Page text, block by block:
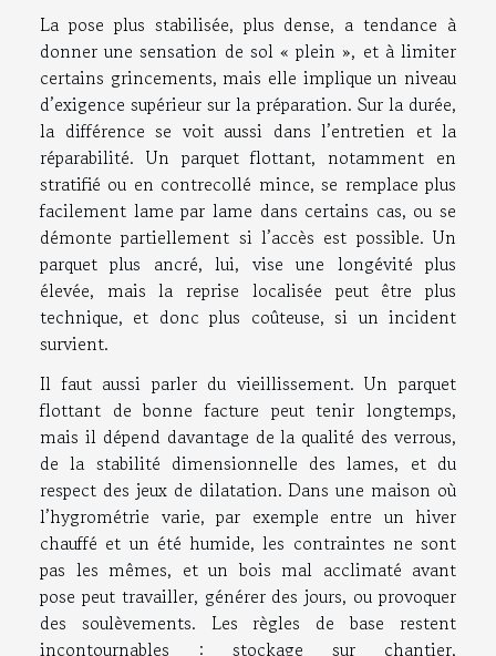
La pose plus stabilisée, plus dense, a tendance à
donner une sensation de sol « plein », et à limiter
certains grincements, mais elle implique un niveau
d’exigence supérieur sur la préparation. Sur la durée,
la différence se voit aussi dans l’entretien et la
réparabilité. Un parquet flottant, notamment en
stratifié ou en contrecollé mince, se remplace plus
facilement lame par lame dans certains cas, ou se
démonte partiellement si l’accès est possible. Un
parquet plus ancré, lui, vise une longévité plus
élevée, mais la reprise localisée peut être plus
technique, et donc plus coûteuse, si un incident
survient.
Il faut aussi parler du vieillissement. Un parquet
flottant de bonne facture peut tenir longtemps,
mais il dépend davantage de la qualité des verrous,
de la stabilité dimensionnelle des lames, et du
respect des jeux de dilatation. Dans une maison où
l’hygrométrie varie, par exemple entre un hiver
chauffé et un été humide, les contraintes ne sont
pas les mêmes, et un bois mal acclimaté avant
pose peut travailler, générer des jours, ou provoquer
des soulèvements. Les règles de base restent
incontournables : stockage sur chantier,